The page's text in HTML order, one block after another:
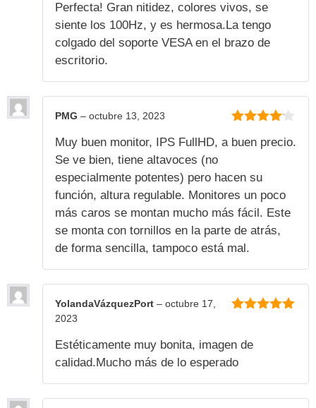
Perfecta! Gran nitidez, colores vivos, se
siente los 100Hz, y es hermosa.La tengo
colgado del soporte VESA en el brazo de
escritorio.
PMG – octubre 13, 2023
Muy buen monitor, IPS FullHD, a buen precio.
Se ve bien, tiene altavoces (no
especialmente potentes) pero hacen su
función, altura regulable. Monitores un poco
más caros se montan mucho más fácil. Este
se monta con tornillos en la parte de atrás,
de forma sencilla, tampoco está mal.
YolandaVázquezPort – octubre 17,
2023
Estéticamente muy bonita, imagen de
calidad.Mucho más de lo esperado